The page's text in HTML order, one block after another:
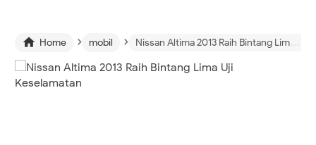
 Home › mobil › Nissan Altima 2013 Raih Bintang Lima Uji Keselamatan